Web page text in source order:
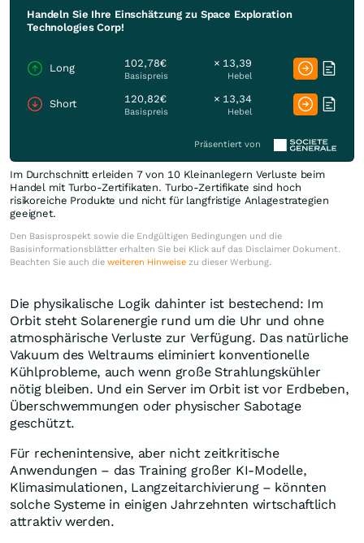
Handeln Sie Ihre Einschätzung zu Space Exploration
Technologies Corp!
Long 102,78€
Basispreis
× 13,39
Hebel
Short 120,82€
Basispreis
× 13,34
Hebel
Präsentiert von
Im Durchschnitt erleiden 7 von 10 Kleinanlegern Verluste beim
Handel mit Turbo-Zertifikaten. Turbo-Zertifikate sind hoch
risikoreiche Produkte und nicht für langfristige Anlagestrategien
geeignet.
Den Basisprospekt sowie die Endgültigen Bedingungen und die
Basisinformationsblätter erhalten Sie bei Klick auf das Disclaimer Dokument.
Beachten Sie auch die weiteren Hinweise zu dieser Werbung.
Die physikalische Logik dahinter ist bestechend: Im
Orbit steht Solarenergie rund um die Uhr und ohne
atmosphärische Verluste zur Verfügung. Das natürliche
Vakuum des Weltraums eliminiert konventionelle
Kühlprobleme, auch wenn große Strahlungskühler
nötig bleiben. Und ein Server im Orbit ist vor Erdbeben,
Überschwemmungen oder physischer Sabotage
geschützt.
Für rechenintensive, aber nicht zeitkritische
Anwendungen – das Training großer KI-Modelle,
Klimasimulationen, Langzeitarchivierung – könnten
solche Systeme in einigen Jahrzehnten wirtschaftlich
attraktiv werden.